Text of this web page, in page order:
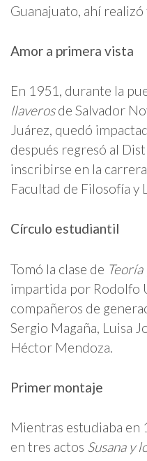
Guanajuato, ahí realizó
Amor a primera vista
En 1951, durante la
llaverosde Salvador
Juárez, quedó
después regresó al
inscribirse en la
Facultad de Filosofía y
Círculo estudiantil
Tomó la clase de
impartida por Rodolfo
compañeros de
Sergio Magaña, Luisa
Héctor Mendoza.
Primer montaje
Mientras estudiaba en
en tres actos Susana y